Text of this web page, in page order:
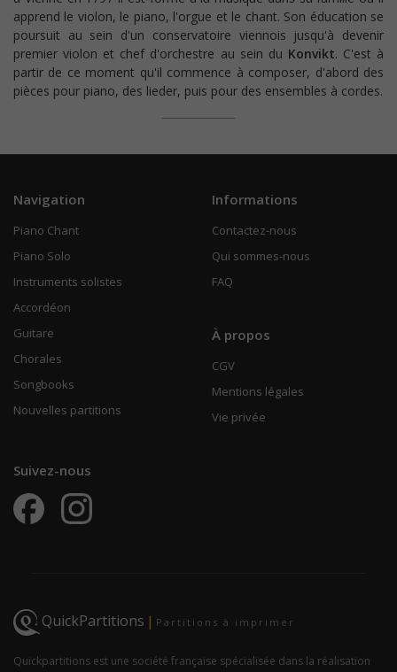
apprend le violon, le piano, l'orgue et le chant. Son éducation se
poursuit au sein d'un conservatoire viennois jusqu'à devenir
premier violon et chef d'orchestre au sein du Konvikt. C'est à
partir de ce moment qu'il commence à composer, d'abord des
pièces pour piano, des lieder, puis pour des ensembles à cordes.
Navigation
Piano Chant
Piano Solo
Instruments solistes
Accordéon
Guitare
Chorales
Songbooks
Nouvelles partitions
Informations
Contactez-nous
Qui sommes-nous
FAQ
À propos
CGV
Mentions légales
Vie privée
Suivez-nous
QuickPartitions | Partitions à imprimer
Quickpartitions est une société française spécialisée dans la réalisation